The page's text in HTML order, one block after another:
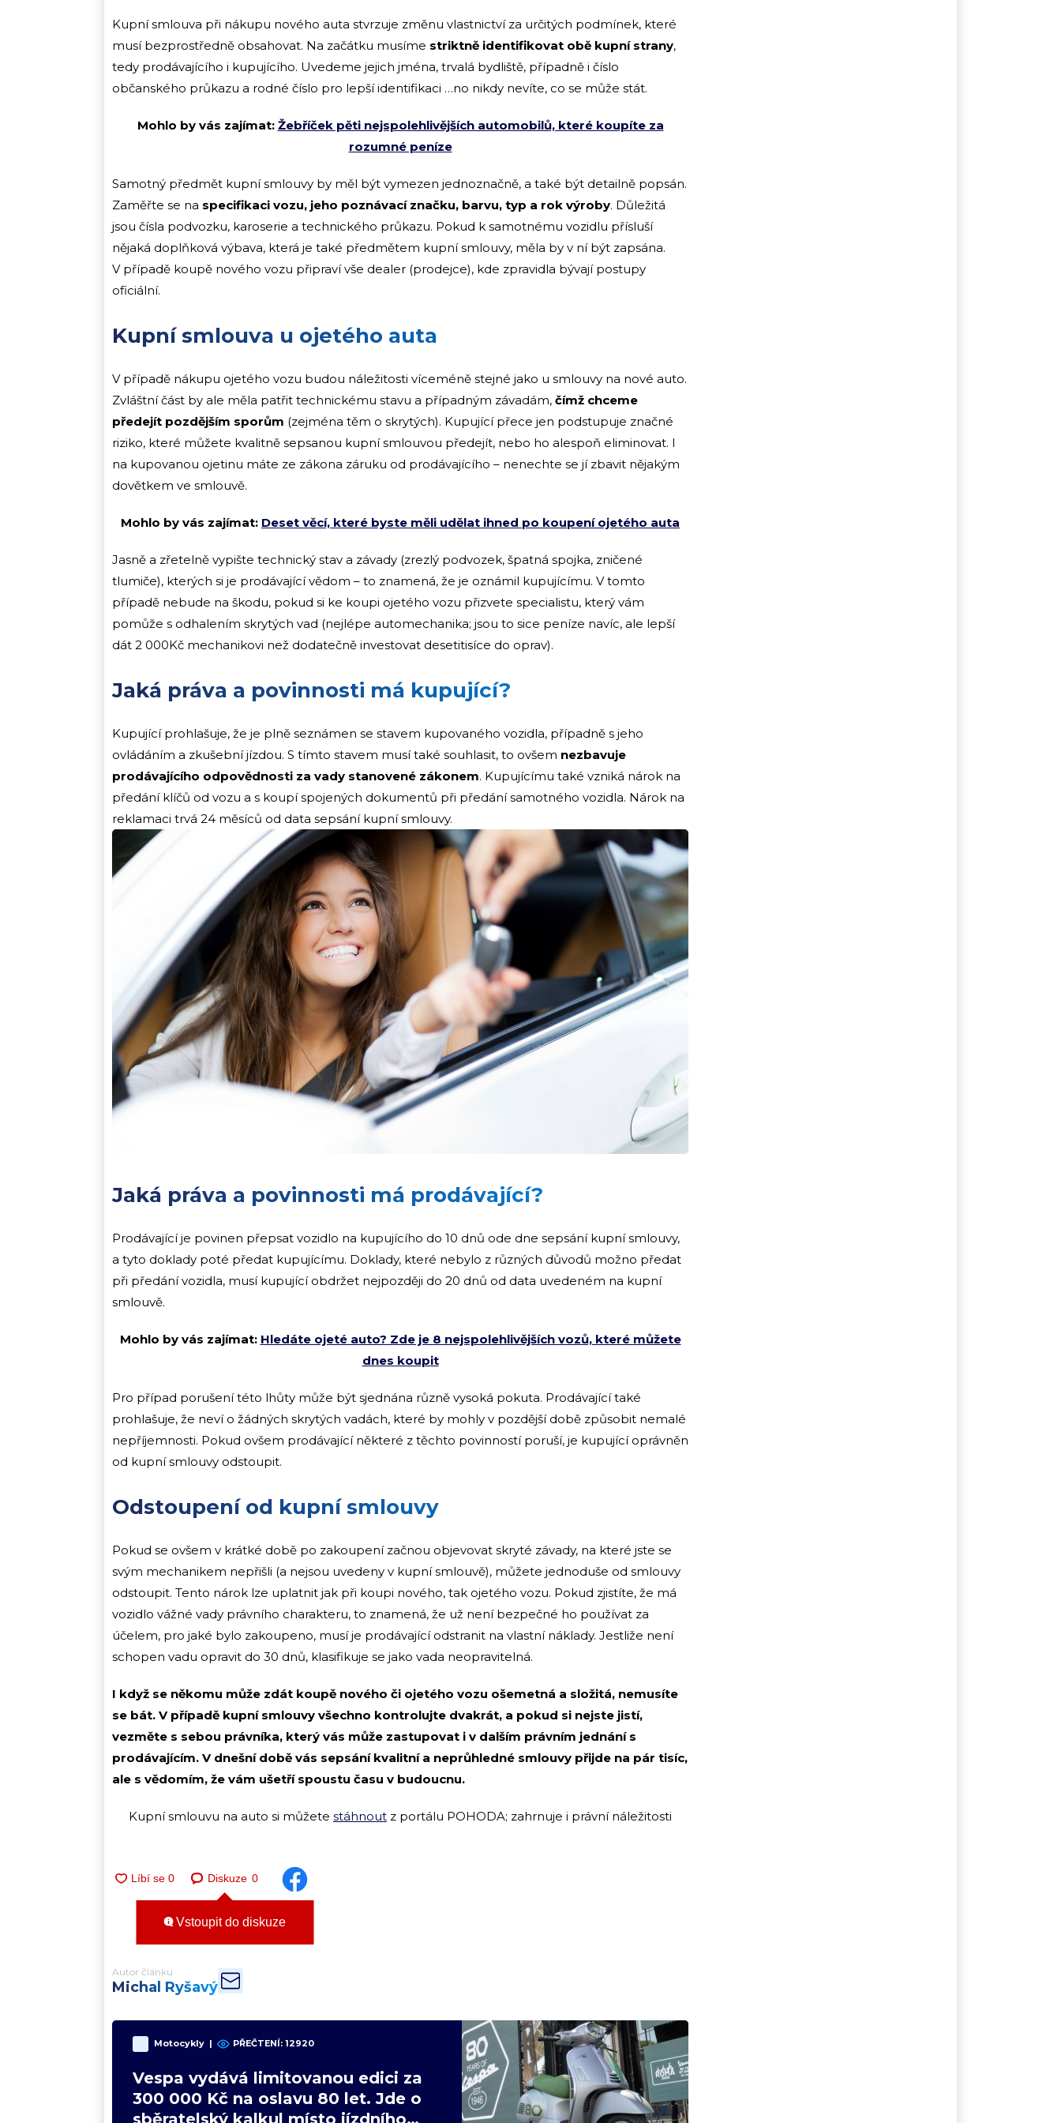
Kupní smlouva při nákupu nového auta stvrzuje změnu vlastnictví za určitých podmínek, které
musí bezprostředně obsahovat. Na začátku musíme striktně identifikovat obě kupní strany,
tedy prodávajícího i kupujícího. Uvedeme jejich jména, trvalá bydliště, případně i číslo
občanského průkazu a rodné číslo pro lepší identifikaci …no nikdy nevíte, co se může stát.
Mohlo by vás zajímat: Žebříček pěti nejspolehlivějších automobilů, které koupíte za
rozumné peníze
Samotný předmět kupní smlouvy by měl být vymezen jednoznačně, a také být detailně popsán.
Zaměřte se na specifikaci vozu, jeho poznávací značku, barvu, typ a rok výroby. Důležitá
jsou čísla podvozku, karoserie a technického průkazu. Pokud k samotnému vozidlu přísluší
nějaká doplňková výbava, která je také předmětem kupní smlouvy, měla by v ní být zapsána.
V případě koupě nového vozu připraví vše dealer (prodejce), kde zpravidla bývají postupy
oficiální.
Kupní smlouva u ojetého auta
V případě nákupu ojetého vozu budou náležitosti víceméně stejné jako u smlouvy na nové auto.
Zvláštní část by ale měla patřit technickému stavu a případným závadám, čímž chceme
předejít pozdějším sporům (zejména těm o skrytých). Kupující přece jen podstupuje značné
riziko, které můžete kvalitně sepsanou kupní smlouvou předejít, nebo ho alespoň eliminovat. I
na kupovanou ojetinu máte ze zákona záruku od prodávajícího – nenechte se jí zbavit nějakým
dovětkem ve smlouvě.
Mohlo by vás zajímat: Deset věcí, které byste měli udělat ihned po koupení ojetého auta
Jasně a zřetelně vypište technický stav a závady (zrezlý podvozek, špatná spojka, zničené
tlumiče), kterých si je prodávající vědom – to znamená, že je oznámil kupujícímu. V tomto
případě nebude na škodu, pokud si ke koupi ojetého vozu přizvete specialistu, který vám
pomůže s odhalením skrytých vad (nejlépe automechanika; jsou to sice peníze navíc, ale lepší
dát 2 000Kč mechanikovi než dodatečně investovat desetitisíce do oprav).
Jaká práva a povinnosti má kupující?
Kupující prohlašuje, že je plně seznámen se stavem kupovaného vozidla, případně s jeho
ovládáním a zkušební jízdou. S tímto stavem musí také souhlasit, to ovšem nezbavuje
prodávajícího odpovědnosti za vady stanovené zákonem. Kupujícímu také vzniká nárok na
předání klíčů od vozu a s koupí spojených dokumentů při předání samotného vozidla. Nárok na
reklamaci trvá 24 měsíců od data sepsání kupní smlouvy.
Jaká práva a povinnosti má prodávající?
Prodávající je povinen přepsat vozidlo na kupujícího do 10 dnů ode dne sepsání kupní smlouvy,
a tyto doklady poté předat kupujícímu. Doklady, které nebylo z různých důvodů možno předat
při předání vozidla, musí kupující obdržet nejpozději do 20 dnů od data uvedeném na kupní
smlouvě.
Mohlo by vás zajímat: Hledáte ojeté auto? Zde je 8 nejspolehlivějších vozů, které můžete
dnes koupit
Pro případ porušení této lhůty může být sjednána různě vysoká pokuta. Prodávající také
prohlašuje, že neví o žádných skrytých vadách, které by mohly v pozdější době způsobit nemalé
nepříjemnosti. Pokud ovšem prodávající některé z těchto povinností poruší, je kupující oprávněn
od kupní smlouvy odstoupit.
Odstoupení od kupní smlouvy
Pokud se ovšem v krátké době po zakoupení začnou objevovat skryté závady, na které jste se
svým mechanikem nepřišli (a nejsou uvedeny v kupní smlouvě), můžete jednoduše od smlouvy
odstoupit. Tento nárok lze uplatnit jak při koupi nového, tak ojetého vozu. Pokud zjistíte, že má
vozidlo vážné vady právního charakteru, to znamená, že už není bezpečné ho používat za
účelem, pro jaké bylo zakoupeno, musí je prodávající odstranit na vlastní náklady. Jestliže není
schopen vadu opravit do 30 dnů, klasifikuje se jako vada neopravitelná.
I když se někomu může zdát koupě nového či ojetého vozu ošemetná a složitá, nemusíte
se bát. V případě kupní smlouvy všechno kontrolujte dvakrát, a pokud si nejste jistí,
vezměte s sebou právníka, který vás může zastupovat i v dalším právním jednání s
prodávajícím. V dnešní době vás sepsání kvalitní a neprůhledné smlouvy přijde na pár tisíc,
ale s vědomím, že vám ušetří spoustu času v budoucnu.
Kupní smlouvu na auto si můžete stáhnout z portálu POHODA; zahrnuje i právní náležitosti
Diskuze 0
Vstoupit do diskuze
Autor článku
Michal Ryšavý
Motocykly | PŘEČTENÍ: 12920
Vespa vydává limitovanou edici za
300 000 Kč na oslavu 80 let. Jde o
sběratelský kalkul místo jízdního